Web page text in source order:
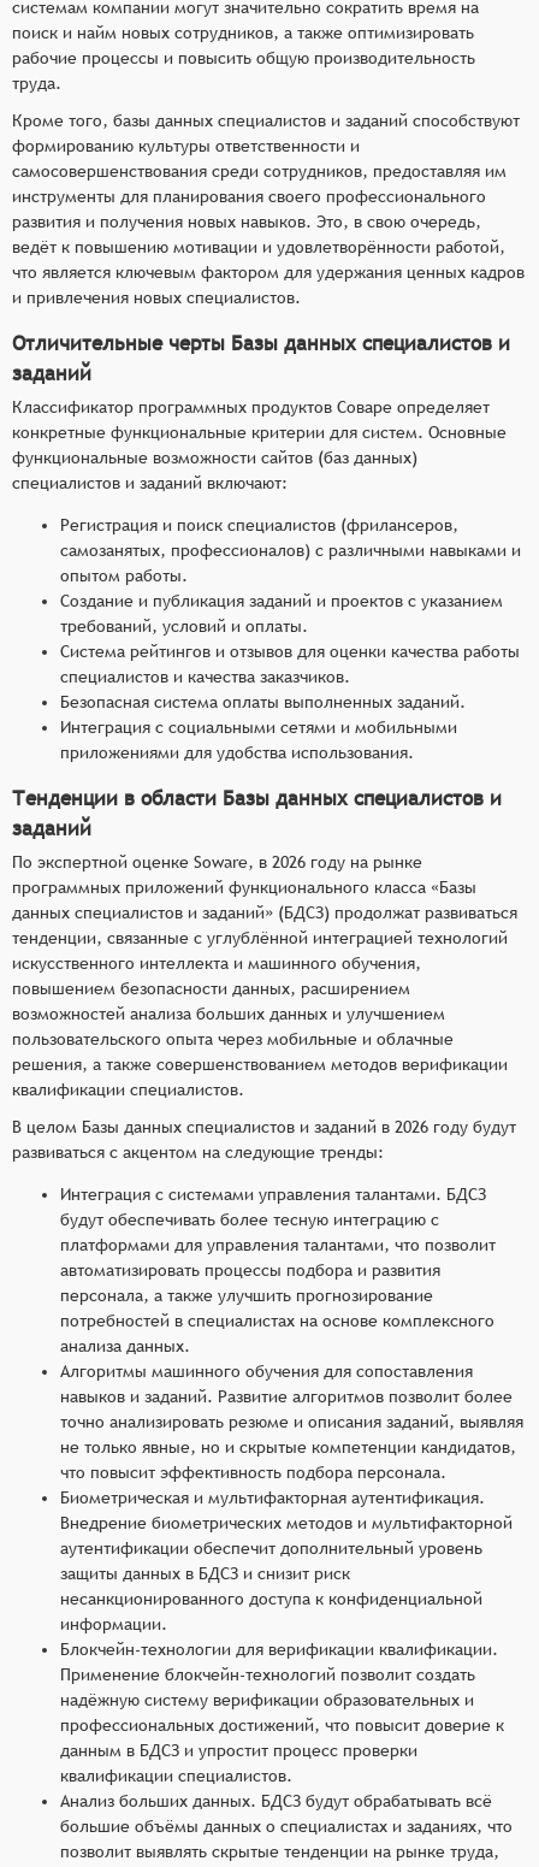
системам компании могут значительно сократить время на
поиск и найм новых сотрудников, а также оптимизировать
рабочие процессы и повысить общую производительность
труда.
Кроме того, базы данных специалистов и заданий способствуют
формированию культуры ответственности и
самосовершенствования среди сотрудников, предоставляя им
инструменты для планирования своего профессионального
развития и получения новых навыков. Это, в свою очередь,
ведёт к повышению мотивации и удовлетворённости работой,
что является ключевым фактором для удержания ценных кадров
и привлечения новых специалистов.
Отличительные черты Базы данных специалистов и
заданий
Классификатор программных продуктов Соваре определяет
конкретные функциональные критерии для систем. Основные
функциональные возможности сайтов (баз данных)
специалистов и заданий включают:
Регистрация и поиск специалистов (фрилансеров,
самозанятых, профессионалов) с различными навыками и
опытом работы.
Создание и публикация заданий и проектов с указанием
требований, условий и оплаты.
Система рейтингов и отзывов для оценки качества работы
специалистов и качества заказчиков.
Безопасная система оплаты выполненных заданий.
Интеграция с социальными сетями и мобильными
приложениями для удобства использования.
Тенденции в области Базы данных специалистов и
заданий
По экспертной оценке Soware, в 2026 году на рынке
программных приложений функционального класса «Базы
данных специалистов и заданий» (БДСЗ) продолжат развиваться
тенденции, связанные с углублённой интеграцией технологий
искусственного интеллекта и машинного обучения,
повышением безопасности данных, расширением
возможностей анализа больших данных и улучшением
пользовательского опыта через мобильные и облачные
решения, а также совершенствованием методов верификации
квалификации специалистов.
В целом Базы данных специалистов и заданий в 2026 году будут
развиваться с акцентом на следующие тренды:
Интеграция с системами управления талантами. БДСЗ
будут обеспечивать более тесную интеграцию с
платформами для управления талантами, что позволит
автоматизировать процессы подбора и развития
персонала, а также улучшить прогнозирование
потребностей в специалистах на основе комплексного
анализа данных.
Алгоритмы машинного обучения для сопоставления
навыков и заданий. Развитие алгоритмов позволит более
точно анализировать резюме и описания заданий, выявляя
не только явные, но и скрытые компетенции кандидатов,
что повысит эффективность подбора персонала.
Биометрическая и мультифакторная аутентификация.
Внедрение биометрических методов и мультифакторной
аутентификации обеспечит дополнительный уровень
защиты данных в БДСЗ и снизит риск
несанкционированного доступа к конфиденциальной
информации.
Блокчейн-технологии для верификации квалификации.
Применение блокчейн-технологий позволит создать
надёжную систему верификации образовательных и
профессиональных достижений, что повысит доверие к
данным в БДСЗ и упростит процесс проверки
квалификации специалистов.
Анализ больших данных. БДСЗ будут обрабатывать всё
большие объёмы данных о специалистах и заданиях, что
позволит выявлять скрытые тенденции на рынке труда,